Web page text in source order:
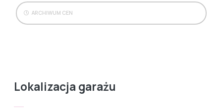
ARCHIWUM CEN
Lokalizacja garażu